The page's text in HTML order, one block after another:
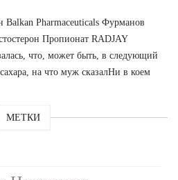
Pharmaceuticals Фурманов
Пропионат RADJAY
что, может быть, в следующий
на что муж сказалНи в коем
МЕТКИ